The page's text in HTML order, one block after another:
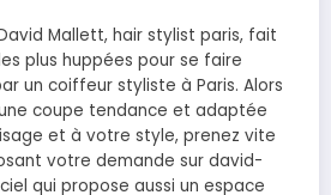
Mallett, hair stylist paris, fait
plus huppées pour se faire
un coiffeur styliste à Paris. Alors
coupe tendance et adaptée
et à votre style, prenez vite
votre demande sur david-
qui propose aussi un espace